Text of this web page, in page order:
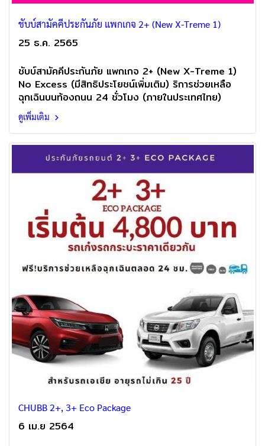
ชับบ์สามัคคีประกันภัย แพกเกจ 2+ (New X-Treme 1)
25 ธ.ค. 2565
ชับบ์สามัคคีประกันภัย แพกเกจ 2+ (New X-Treme 1)
No Excess (มีสิทธิประโยชน์เพิ่มเติม) ริการช่วยเหลือ
ฉุกเฉินบนท้องถนน 24 ชั่วโมง (ภายในประเทศไทย)
ดูเพิ่มเติม
CHUBB 2+, 3+ Eco Package
6 เม.ย 2564